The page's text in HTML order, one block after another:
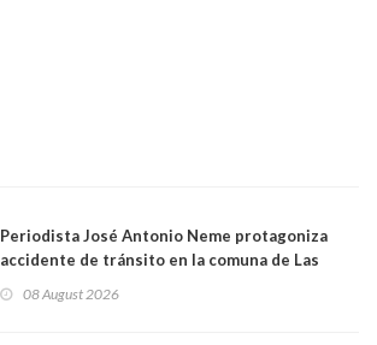
Periodista José Antonio Neme protagoniza
accidente de tránsito en la comuna de Las
08 August 2026